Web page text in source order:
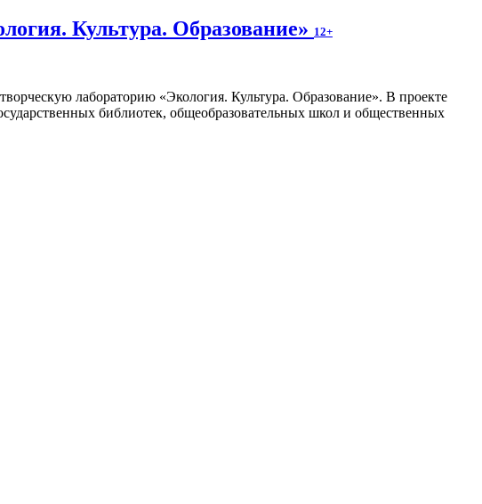
Культура. Образование» 12+
лабораторию «Экология. Культура. Образование». В проекте
библиотек, общеобразовательных школ и общественных